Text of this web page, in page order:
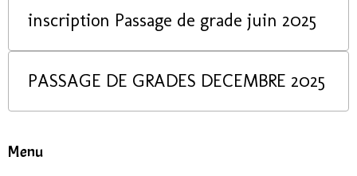
inscription Passage de grade juin 2025
PASSAGE DE GRADES DECEMBRE 2025
Menu